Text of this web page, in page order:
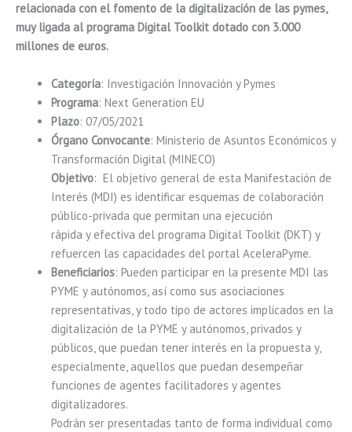
relacionada con el fomento de la digitalización de las pymes,
muy ligada al programa Digital Toolkit dotado con 3.000
millones de euros.
Categoría: Investigación Innovación y Pymes
Programa: Next Generation EU
Plazo: 07/05/2021
Órgano Convocante: Ministerio de Asuntos Económicos y
Transformación Digital (MINECO)
Objetivo: El objetivo general de esta Manifestación de
Interés (MDI) es identificar esquemas de colaboración
público-privada que permitan una ejecución
rápida y efectiva del programa Digital Toolkit (DKT) y
refuercen las capacidades del portal AceleraPyme.
Beneficiarios: Pueden participar en la presente MDI las
PYME y autónomos, así como sus asociaciones
representativas, y todo tipo de actores implicados en la
digitalización de la PYME y autónomos, privados y
públicos, que puedan tener interés en la propuesta y,
especialmente, aquellos que puedan desempeñar
funciones de agentes facilitadores y agentes
digitalizadores.
Podrán ser presentadas tanto de forma individual como